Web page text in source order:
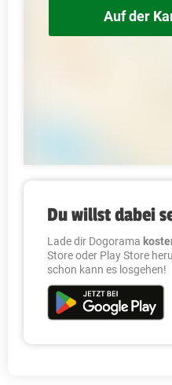
Auf der
Du willst dabei
Lade dir Dogorama
Store oder Play Store
schon kann es losgehen!